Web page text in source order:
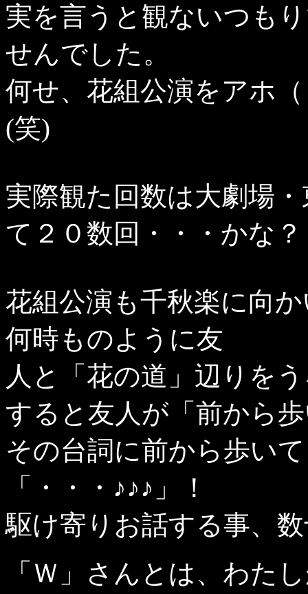
実を言うと観ないつも
せんでした。
何せ、花組公演をアホ
(笑)
実際観た回数は大劇場
て２０数回・・・かな？
花組公演も千秋楽に向
何時ものように友
人と「花の道」辺りを
すると友人が「前から
その台詞に前から歩い
「・・・♪♪♪」！
駆け寄りお話する事、
「Ｗ」さんとは、わた